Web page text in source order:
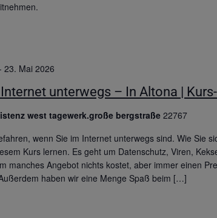
unterwegs – In Altona |
23. Mai 2026
west tagewerk.große bergstraße 22767
wenn Sie im Internet unterwegs sind. Wie Sie
Kurs lernen. Es geht um Datenschutz, Viren,
manches Angebot nichts kostet, aber immer einen
haben wir eine Menge Spaß beim […]